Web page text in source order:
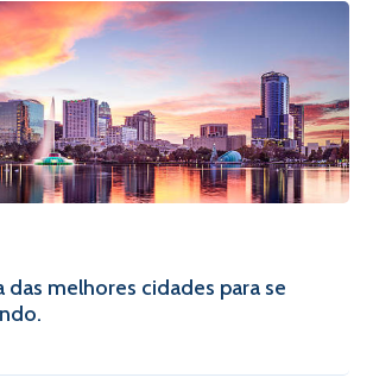
das melhores cidades para se